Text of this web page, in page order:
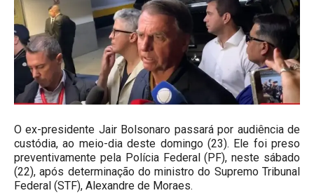
O ex-presidente Jair Bolsonaro passará por audiência de
custódia, ao meio-dia deste domingo (23). Ele foi preso
preventivamente pela Polícia Federal (PF), neste sábado
(22), após determinação do ministro do Supremo Tribunal
Federal (STF), Alexandre de Moraes.